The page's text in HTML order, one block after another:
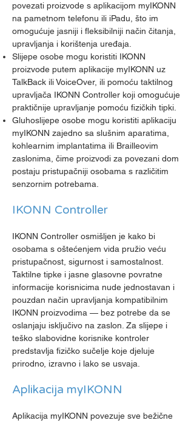
povezati proizvode s aplikacijom myIKONN
na pametnom telefonu ili iPadu, što im
omogućuje jasniji i fleksibilniji način čitanja,
upravljanja i korištenja uređaja.
Slijepe osobe mogu koristiti IKONN
proizvode putem aplikacije myIKONN uz
TalkBack ili VoiceOver, ili pomoću taktilnog
upravljača IKONN Controller koji omogućuje
praktičnije upravljanje pomoću fizičkih tipki.
Gluhoslijepe osobe mogu koristiti aplikaciju
myIKONN zajedno sa slušnim aparatima,
kohlearnim implantatima ili Brailleovim
zaslonima, čime proizvodi za povezani dom
postaju pristupačniji osobama s različitim
senzornim potrebama.
IKONN Controller
IKONN Controller osmišljen je kako bi
osobama s oštećenjem vida pružio veću
pristupačnost, sigurnost i samostalnost.
Taktilne tipke i jasne glasovne povratne
informacije korisnicima nude jednostavan i
pouzdan način upravljanja kompatibilnim
IKONN proizvodima — bez potrebe da se
oslanjaju isključivo na zaslon. Za slijepe i
teško slabovidne korisnike kontroler
predstavlja fizičko sučelje koje djeluje
prirodno, izravno i lako se usvaja.
Aplikacija myIKONN
Aplikacija myIKONN povezuje sve bežične